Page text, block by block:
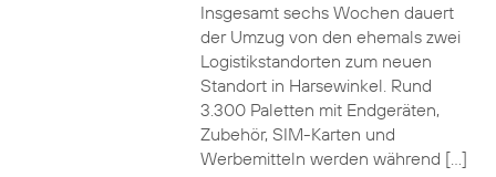
Insgesamt sechs Wochen dauert
der Umzug von den ehemals zwei
Logistikstandorten zum neuen
Standort in Harsewinkel. Rund
3.300 Paletten mit Endgeräten,
Zubehör, SIM-Karten und
Werbemitteln werden während […]